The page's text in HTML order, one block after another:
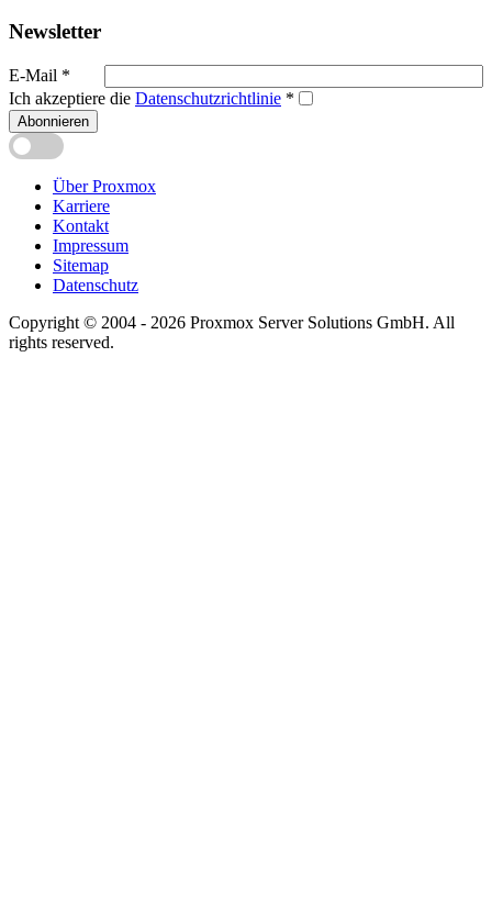
Newsletter
E-Mail *
Ich akzeptiere die Datenschutzrichtlinie *
Abonnieren
Über Proxmox
Karriere
Kontakt
Impressum
Sitemap
Datenschutz
Copyright © 2004 - 2026 Proxmox Server Solutions GmbH. All
rights reserved.